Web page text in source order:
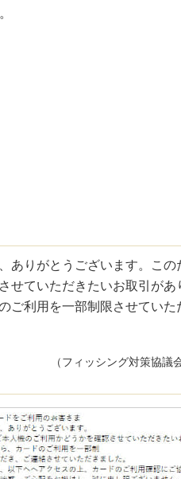
ありがとうございます。この
せていただきたいお取引が
ご利用を一部制限させていた
（フィッシング対策協議